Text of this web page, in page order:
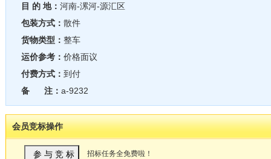
目 的 地： 河南-漯河-源汇区
包装方式： 散件
货物类型： 整车
运价参考： 价格面议
付费方式： 到付
备 注： a-9232
会员竞标操作
招标任务全免费啦！